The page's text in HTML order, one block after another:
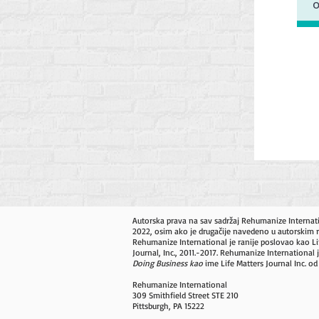
Autorska prava na sav sadržaj Rehumanize
2022, osim ako je drugačije navedeno u autorskim
Rehumanize International je ranije poslovao kao
Journal, Inc., 2011.-2017. Rehumanize
Doing Business kao ime Life Matters Journal Inc. od
Rehumanize International
309 Smithfield Street STE 210
Pittsburgh, PA 15222